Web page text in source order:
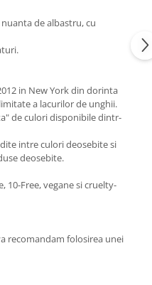
de albastru, cu
in New York din dorinta
a lacurilor de unghii.
de culori disponibile dintr-
intre culori deosebite si
deosebite.
10-Free, vegane si cruelty-
recomandam folosirea unei